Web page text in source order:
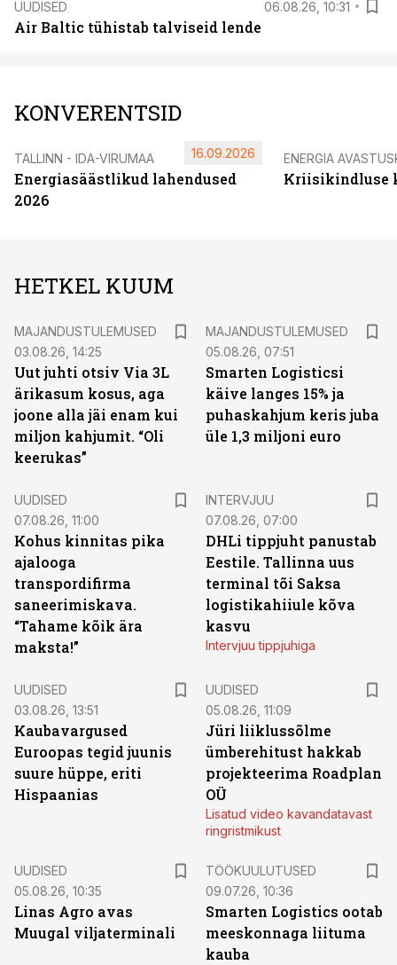
UUDISED 06.08.26, 10:31
Air Baltic tühistab talviseid lende
KONVERENTSID
TALLINN - IDA-VIRUMAA
Energiasäästlikud lahendused
2026
16.09.2026 ENERGIA
Kriisikindluse
HETKEL KUUM
MAJANDUSTULEMUSED
03.08.26, 14:25
Uut juhti otsiv Via 3L
ärikasum kosus, aga
joone alla jäi enam kui
miljon kahjumit. “Oli
keerukas”
MAJANDUSTULEMUSED
05.08.26, 07:51
Smarten Logisticsi
käive langes 15% ja
puhaskahjum keris juba
üle 1,3 miljoni euro
UUDISED
07.08.26, 11:00
Kohus kinnitas pika
ajalooga
transpordifirma
saneerimiskava.
“Tahame kõik ära
maksta!”
INTERVJUU
07.08.26, 07:00
DHLi tippjuht panustab
Eestile. Tallinna uus
terminal tõi Saksa
logistikahiiule kõva
kasvu
Intervjuu tippjuhiga
UUDISED
03.08.26, 13:51
Kaubavargused
Euroopas tegid juunis
suure hüppe, eriti
Hispaanias
UUDISED
05.08.26, 11:09
Jüri liiklussõlme
ümberehitust hakkab
projekteerima Roadplan
OÜ
Lisatud video kavandatavast
ringristmikust
UUDISED
05.08.26, 10:35
Linas Agro avas
Muugal viljaterminali
TÖÖKUULUTUSED
09.07.26, 10:36
Smarten Logistics ootab
meeskonnaga liituma
kauba